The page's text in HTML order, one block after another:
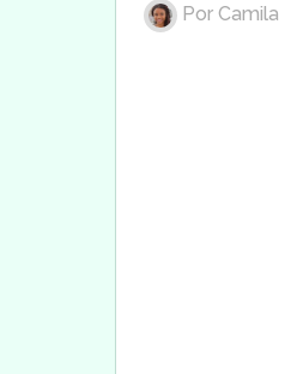
PorCamila